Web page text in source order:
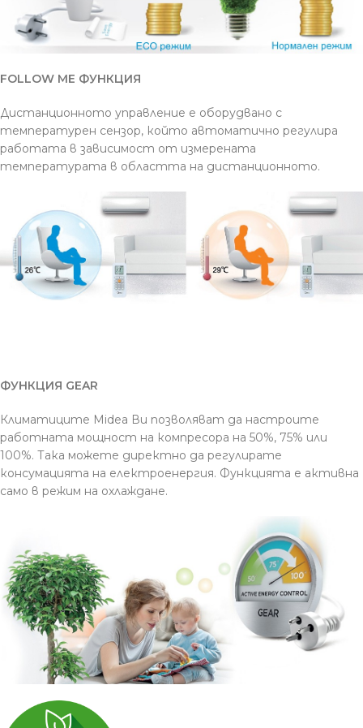
FOLLOW ME ФУНКЦИЯ
Дистанционното управление е оборудвано с
температурен сензор, който автоматично регулира
работата в зависимост от измерената
температурата в областта на дистанционното.
ФУНКЦИЯ GEAR
Климатиците Midea Ви позволяват да настроите
работната мощност на компресора на 50%, 75% или
100%. Така можете директно да регулирате
консумацията на електроенергия. Функцията е активна
само в режим на охлаждане.